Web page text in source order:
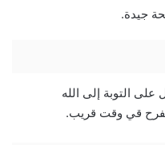
جيدة.
التوبة إلى الله
قي وقت قريب.